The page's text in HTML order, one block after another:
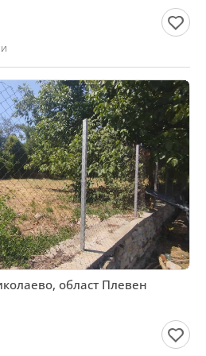
област Плевен